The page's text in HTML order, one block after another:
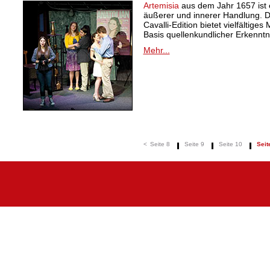
Artemisia aus dem Jahr 1657 ist
äußerer und innerer Handlung.
Cavalli-Edition bietet vielfältiges
Basis quellenkundlicher
Mehr...
< Seite 8 Seite 9 Seite 10